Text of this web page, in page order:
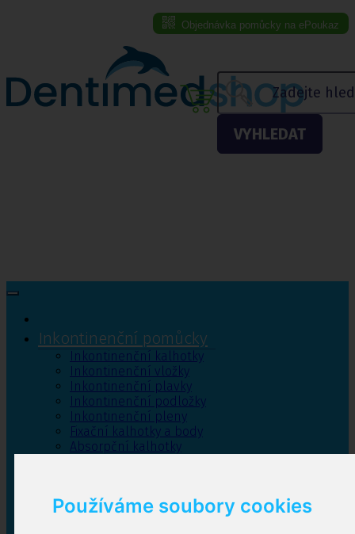
Používáme soubory cookies
Objednávka pomůcky na ePoukaz
VYHLEDAT
Inkontinenční pomůcky
Inkontinenční kalhotky
Inkontinenční vložky
Inkontinenční plavky
Inkontinenční podložky
Inkontinenční pleny
Fixační kalhotky a body
Absorpční kalhotky